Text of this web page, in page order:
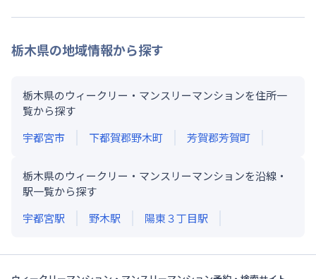
栃木県の地域情報から探す
栃木県のウィークリー・マンスリーマンションを住所一
覧から探す
宇都宮市
下都賀郡野木町 芳賀郡芳賀町
栃木県のウィークリー・マンスリーマンションを沿線・
駅一覧から探す
宇都宮駅 野木駅 陽東３丁目駅